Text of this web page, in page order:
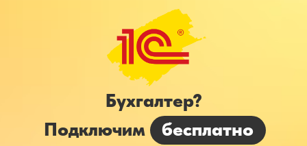
бесплатно
Бухгалтер?
Подключим